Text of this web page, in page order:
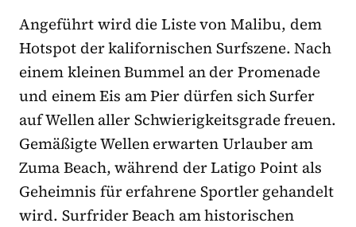
Angeführt wird die Liste von Malibu, dem
Hotspot der kalifornischen Surfszene. Nach
einem kleinen Bummel an der Promenade
und einem Eis am Pier dürfen sich Surfer
auf Wellen aller Schwierigkeitsgrade freuen.
Gemäßigte Wellen erwarten Urlauber am
Zuma Beach, während der Latigo Point als
Geheimnis für erfahrene Sportler gehandelt
wird. Surfrider Beach am historischen